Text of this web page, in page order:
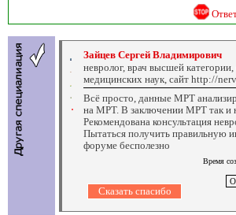
Зайцев Сергей Владимирович
невролог, врач высшей
медицинских наук, сайт http://
Всё просто, данные МРТ
на МРТ. В заключении МРТ так и
Рекомендована консультация
Пытаться получить правильную
форуме бесполезно
Время